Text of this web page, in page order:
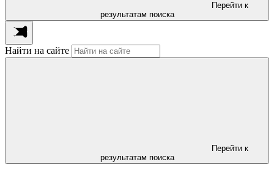
Перейти к
результатам поиска
Найти на сайте
Перейти к
результатам поиска